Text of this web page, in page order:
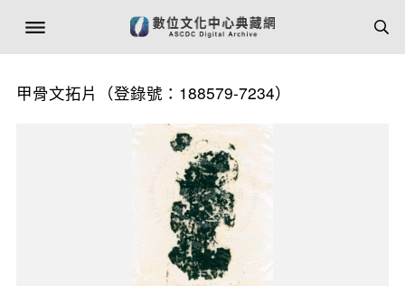
甲骨文拓片（登錄號：188579-7234）